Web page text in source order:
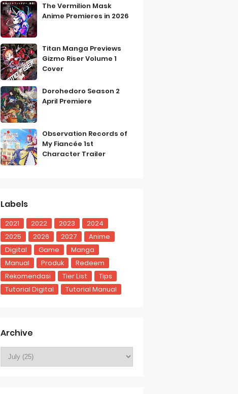
The Vermilion Mask
Anime Premieres in 2026
Titan Manga Previews
Gizmo Riser Volume 1
Cover
Dorohedoro Season 2
April Premiere
Observation Records of
My Fiancée 1st
Character Trailer
Labels
2021 2022 2023
2024
2025
2026 2027
Anime
Digital
Game
Manga
Manual
Produk
Redeem
Rekomendasi
Tier List
Tips
Tutorial Digital
Tutorial Manual
Archive